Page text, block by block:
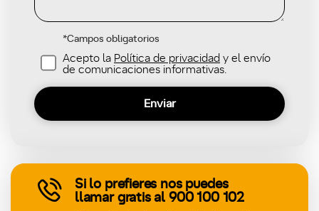
*Campos obligatorios
Acepto la Política de privacidad y el envío
de comunicaciones informativas.
Enviar
Si lo prefieres nos puedes
llamar gratis al 900 100 102